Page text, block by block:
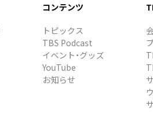
コンテンツ
トピックス
TBS Podcast
イベント・グッズ
YouTube
お知らせ